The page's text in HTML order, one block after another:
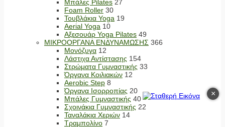
Μπάλες Pilates 27
Foam Roller 30
Τουβλάκια Yoga 19
Aerial Yoga 10
Αξεσουάρ Yoga Pilates 49
ΜΙΚΡΟΟΡΓΑΝΑ ΕΝΔΥΝΑΜΩΣΗΣ 366
Μονόζυγα 12
Λάστιχα Αντίστασης 154
Στρώματα Γυμναστικής 33
Όργανα Κοιλιακών 12
Aerobic Step 8
Όργανα Ισορροπίας 20
Μπάλες Γυμναστικής 40
Σχοινάκια Γυμναστικής 22
Ταναλάκια Χεριών 14
Τραμπολίνο 7
×